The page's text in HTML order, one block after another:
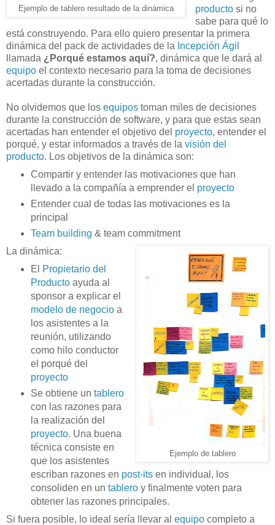
Ejemplo de tablero resultado de la dinámica
productosi no
sabe para qué lo
está construyendo. Para ello quiero presentar la primera
dinámica del pack de actividades de la Incepción Ágil
llamada ¿Porqué estamos aquí?, dinámica que le dará al
equipo el contexto necesario para la toma de decisiones
acertadas durante la construcción.
No olvidemos que los equipos toman miles de decisiones
durante la construcción de software, y para que estas sean
acertadas han entender el objetivo del proyecto, entender el
porqué, y estar informados a través de la visión del
producto. Los objetivos de la dinámica son:
Compartir y entender las motivaciones que han
llevado a la compañía a emprender el proyecto
Entender cual de todas las motivaciones es la
principal
Team building & team commitment
Ejemplo de tablero
La dinámica:
El
Propietario del
Productoayuda al
sponsor a explicar el
modelo de negocioa
los asistentes a la
reunión, utilizando
como hilo conductor
el porqué del
proyecto
Se obtiene un tablero
con las razones para
la realización del
proyecto. Una buena
técnica consiste en
que los asistentes
escriban razones en post-itsen individual, los
consoliden en un tableroy finalmente voten para
obtener las razones principales.
Si fuera posible, lo ideal sería llevar al equipo completo a